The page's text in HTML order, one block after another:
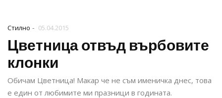
Стилно - 05.04.2015
Цветница отвъд върбовите
клонки
Обичам Цветница! Макар че не съм именичка днес, това
е един от любимите ми празници в годината.